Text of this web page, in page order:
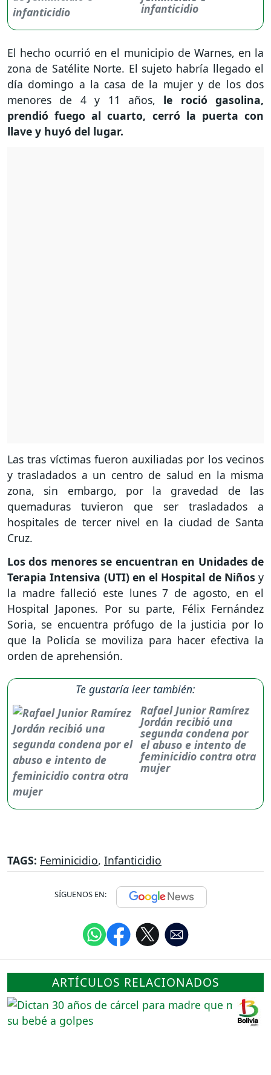
infanticidio
El hecho ocurrió en el municipio de Warnes, en la
zona de Satélite Norte. El sujeto habría llegado el
día domingo a la casa de la mujer y de los dos
menores de 4 y 11 años, le roció gasolina,
prendió fuego al cuarto, cerró la puerta con
llave y huyó del lugar.
Las tras víctimas fueron auxiliadas por los vecinos
y trasladados a un centro de salud en la misma
zona, sin embargo, por la gravedad de las
quemaduras tuvieron que ser trasladados a
hospitales de tercer nivel en la ciudad de Santa
Cruz.
Los dos menores se encuentran en Unidades de
Terapia Intensiva (UTI) en el Hospital de Niños y
la madre falleció este lunes 7 de agosto, en el
Hospital Japones. Por su parte, Félix Fernández
Soria, se encuentra prófugo de la justicia por lo
que la Policía se moviliza para hacer efectiva la
orden de aprehensión.
Te gustaría leer también:
Rafael Junior Ramírez
Jordán recibió una
segunda condena por
el abuso e intento de
feminicidio contra otra
mujer
TAGS: Feminicidio, Infanticidio
SÍGUENOS EN:
ARTÍCULOS RELACIONADOS